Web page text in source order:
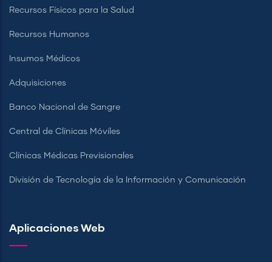
Recursos Físicos para la Salud
Recursos Humanos
Insumos Médicos
Adquisiciones
Banco Nacional de Sangre
Central de Clínicas Móviles
Clínicas Médicas Previsionales
División de Tecnología de la Información y Comunicación
Aplicaciones Web